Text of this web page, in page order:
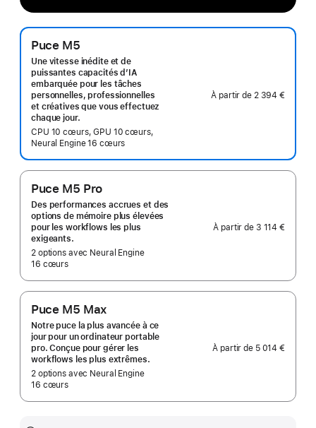
Puce M5
Une vitesse inédite et de
puissantes capacités d’IA
embarquée pour les tâches
personnelles, professionnelles
et créatives que vous effectuez
chaque jour.
CPU 10 cœurs, GPU 10 cœurs,
Neural Engine 16 cœurs
À partir de 2 394 €
Puce M5 Pro
Des performances accrues et des
options de mémoire plus élevées
pour les workflows les plus
exigeants.
2 options avec Neural Engine
16 cœurs
À partir de 3 114 €
Puce M5 Max
Notre puce la plus avancée à ce
jour pour un ordinateur portable
pro. Conçue pour gérer les
workflows les plus extrêmes.
2 options avec Neural Engine
16 cœurs
À partir de 5 014 €